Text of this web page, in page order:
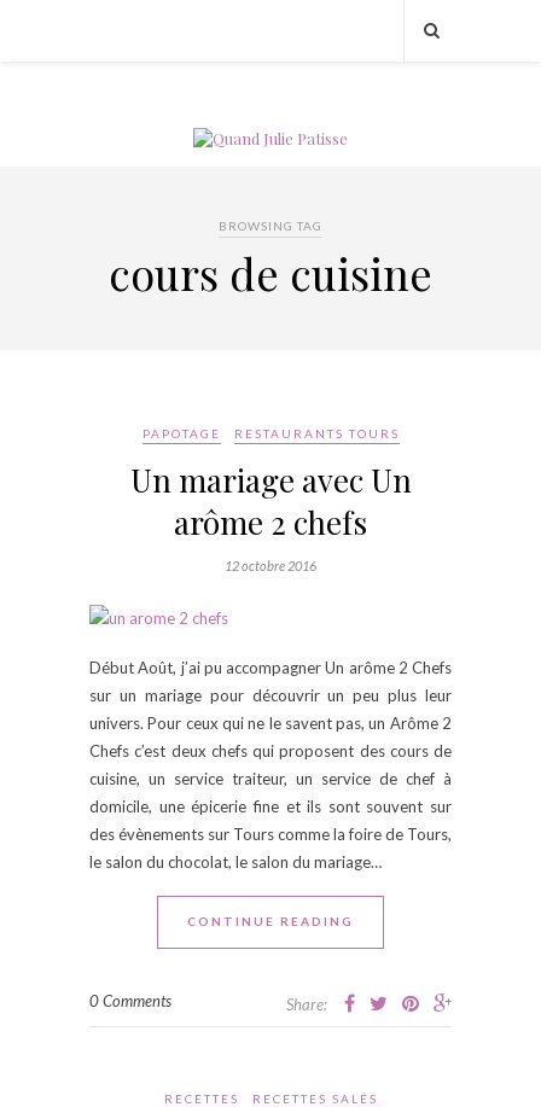
BROWSING TAG
cours de cuisine
PAPOTAGE RESTAURANTS TOURS
Un mariage avec Un
arôme 2 chefs
12 octobre 2016
Début Août, j’ai pu accompagner Un arôme 2 Chefs
sur un mariage pour découvrir un peu plus leur
univers. Pour ceux qui ne le savent pas, un Arôme 2
Chefs c’est deux chefs qui proposent des cours de
cuisine, un service traiteur, un service de chef à
domicile, une épicerie fine et ils sont souvent sur
des évènements sur Tours comme la foire de Tours,
le salon du chocolat, le salon du mariage…
CONTINUE READING
0 Comments Share:
RECETTES RECETTES SALÉS